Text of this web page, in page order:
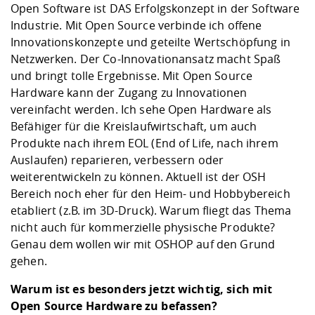
Open Software ist DAS Erfolgskonzept in der Software
Industrie. Mit Open Source verbinde ich offene
Innovationskonzepte und geteilte Wertschöpfung in
Netzwerken. Der Co-Innovationansatz macht Spaß
und bringt tolle Ergebnisse. Mit Open Source
Hardware kann der Zugang zu Innovationen
vereinfacht werden. Ich sehe Open Hardware als
Befähiger für die Kreislaufwirtschaft, um auch
Produkte nach ihrem EOL (End of Life, nach ihrem
Auslaufen) reparieren, verbessern oder
weiterentwickeln zu können. Aktuell ist der OSH
Bereich noch eher für den Heim- und Hobbybereich
etabliert (z.B. im 3D-Druck). Warum fliegt das Thema
nicht auch für kommerzielle physische Produkte?
Genau dem wollen wir mit OSHOP auf den Grund
gehen.
Warum ist es besonders jetzt wichtig, sich mit
Open Source Hardware zu befassen?